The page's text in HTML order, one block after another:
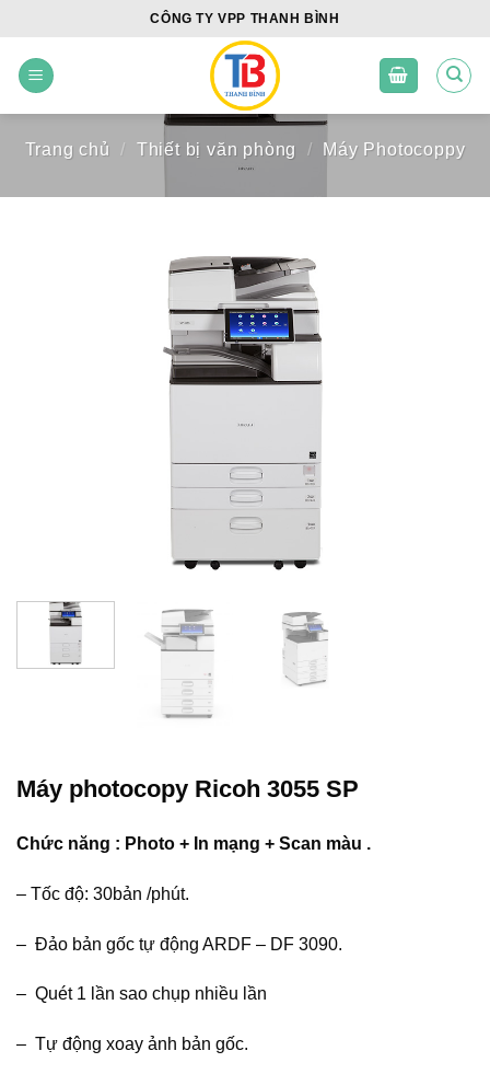
content
CÔNG TY VPP THANH BÌNH
Trang chủ / Thiết bị văn phòng / Máy Photocoppy
Máy photocopy Ricoh 3055 SP
Chức năng : Photo + In mạng + Scan màu .
– Tốc độ: 30bản /phút.
– Đảo bản gốc tự động ARDF – DF 3090.
– Quét 1 lần sao chụp nhiều lần
– Tự động xoay ảnh bản gốc.